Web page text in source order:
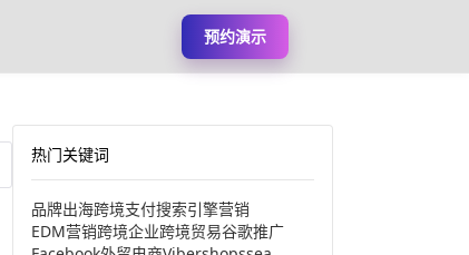
预约演示
热门关键词
品牌出海跨境支付搜索引擎营销
EDM营销跨境企业跨境贸易谷歌推广